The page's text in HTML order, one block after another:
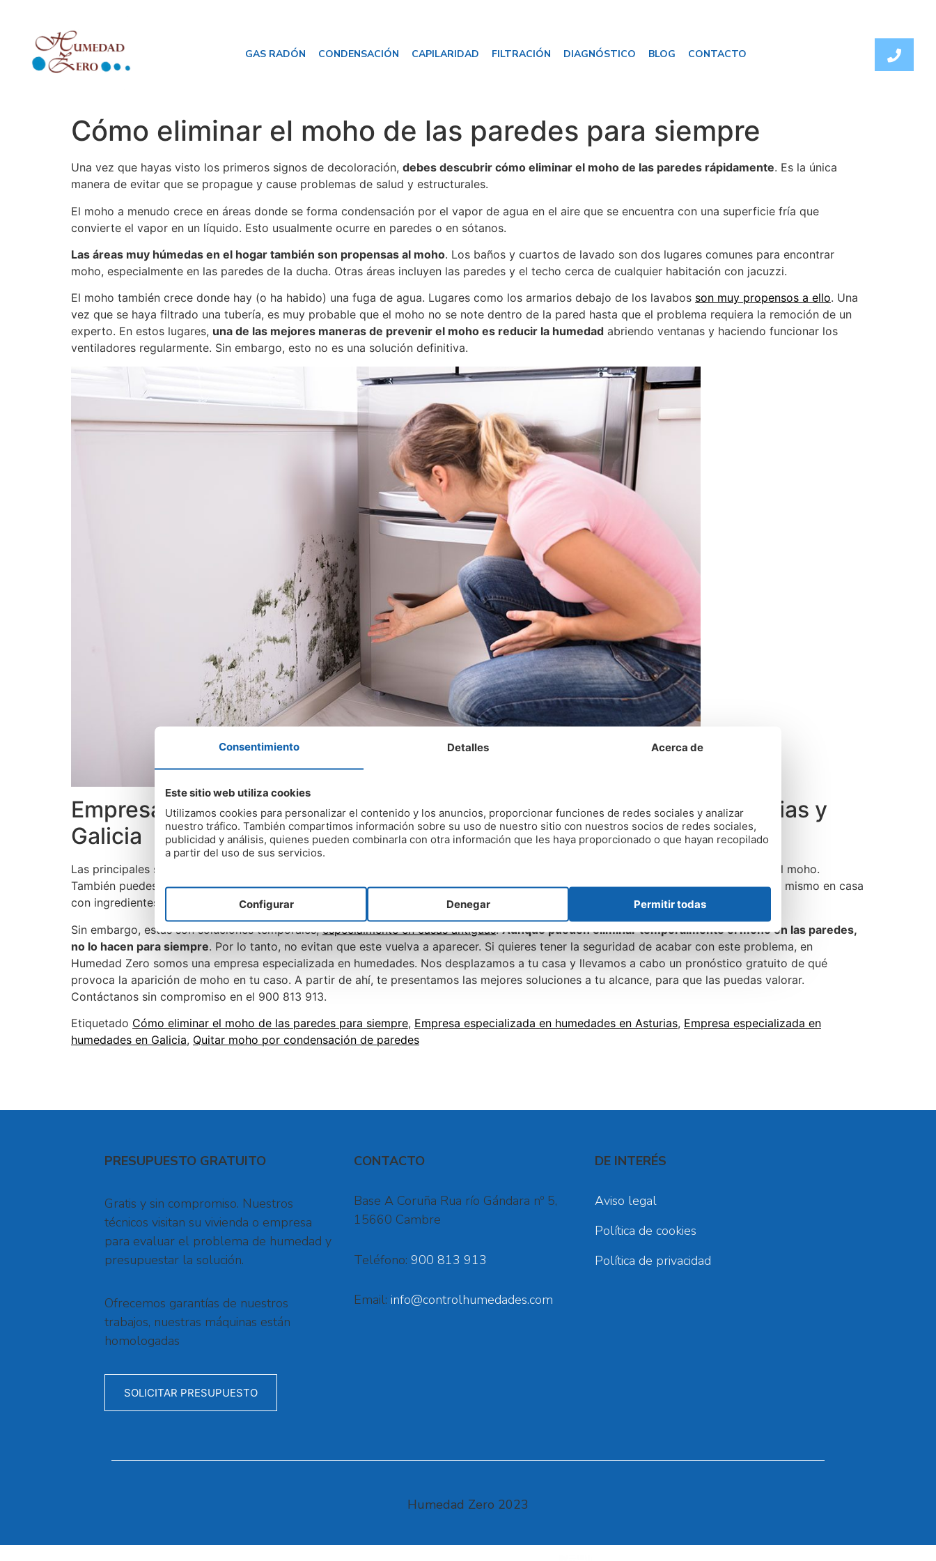
GAS RADÓN CONDENSACIÓN CAPILARIDAD FILTRACIÓN DIAGNÓSTICO BLOG CONTACTO
Cómo eliminar el moho de las paredes para siempre
Una vez que hayas visto los primeros signos de decoloración, debes descubrir cómo eliminar el moho de las paredes rápidamente. Es la única
manera de evitar que se propague y cause problemas de salud y estructurales.
El moho a menudo crece en áreas donde se forma condensación por el vapor de agua en el aire que se encuentra con una superficie fría que
convierte el vapor en un líquido. Esto usualmente ocurre en paredes o en sótanos.
Las áreas muy húmedas en el hogar también son propensas al moho. Los baños y cuartos de lavado son dos lugares comunes para encontrar
moho, especialmente en las paredes de la ducha. Otras áreas incluyen las paredes y el techo cerca de cualquier habitación con jacuzzi.
El moho también crece donde hay (o ha habido) una fuga de agua. Lugares como los armarios debajo de los lavabos son muy propensos a ello. Una
vez que se haya filtrado una tubería, es muy probable que el moho no se note dentro de la pared hasta que el problema requiera la remoción de un
experto. En estos lugares, una de las mejores maneras de prevenir el moho es reducir la humedad abriendo ventanas y haciendo funcionar los
ventiladores regularmente. Sin embargo, esto no es una solución definitiva.
Empresa especializada en eliminar el moho de las paredes en Asturias y
Galicia
Las principales soluciones para eliminar el moho en las paredes consisten en ventilar correctamente las habitaciones donde aparece el moho.
También puedes utilizar una serie de productos para limpiar y remover su aparición. Estos productos puedes comprarlos o crearlos tú mismo en casa
con ingredientes como vinagre, borax y agua caliente.
Sin embargo, estas son soluciones temporales,especialmente en casas antiguas.Aunque pueden eliminar temporalmente el moho en las paredes,
no lo hacen para siempre. Por lo tanto, no evitan que este vuelva a aparecer. Si quieres tener la seguridad de acabar con este problema, en
Humedad Zero somos una empresa especializada en humedades. Nos desplazamos a tu casa y llevamos a cabo un pronóstico gratuito de qué
provoca la aparición de moho en tu caso. A partir de ahí, te presentamos las mejores soluciones a tu alcance, para que las puedas valorar.
Contáctanos sin compromiso en el 900 813 913.
Etiquetado Cómo eliminar el moho de las paredes para siempre, Empresa especializada en humedades en Asturias, Empresa especializada en
humedades en Galicia, Quitar moho por condensación de paredes
PRESUPUESTO GRATUITO
Gratis y sin compromiso. Nuestros
técnicos visitan su vivienda o empresa
para evaluar el problema de humedad y
presupuestar la solución.
Ofrecemos garantías de nuestros
trabajos, nuestras máquinas están
homologadas
SOLICITAR PRESUPUESTO
CONTACTO
Base A Coruña Rua río Gándara nº 5,
15660 Cambre
Teléfono: 900 813 913
Email:info@controlhumedades.com
DE INTERÉS
Aviso legal
Política de cookies
Política de privacidad
Humedad Zero 2023
Consentimiento Detalles Acerca de
Este sitio web utiliza cookies
Utilizamos cookies para personalizar el contenido y los anuncios, proporcionar funciones de redes sociales y analizar
nuestro tráfico. También compartimos información sobre su uso de nuestro sitio con nuestros socios de redes sociales,
publicidad y análisis, quienes pueden combinarla con otra información que les haya proporcionado o que hayan recopilado
a partir del uso de sus servicios.
Configurar Denegar Permitir todas